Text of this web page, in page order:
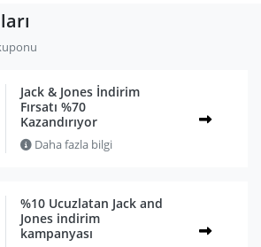
Jack & Jones İndirim
Fırsatı %70
Kazandırıyor
Daha fazla bilgi
%10 Ucuzlatan Jack and
Jones indirim
kampanyası